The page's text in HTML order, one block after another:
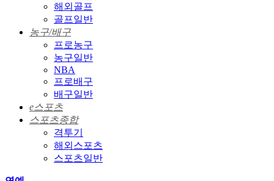
해외골프
골프일반
농구/배구
프로농구
농구일반
NBA
프로배구
배구일반
e스포츠
스포츠종합
격투기
해외스포츠
스포츠일반